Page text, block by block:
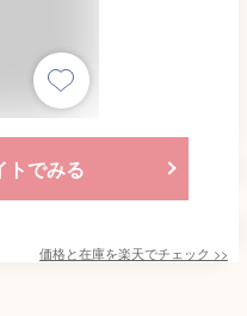
トでみる
価格と在庫を楽天でチェック >>